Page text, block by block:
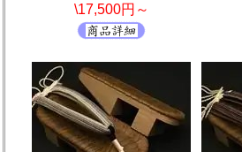
\17,500円～